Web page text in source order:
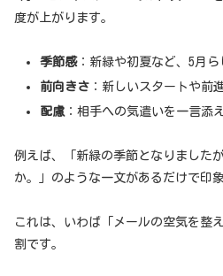
度が上がります。
季節感：新緑や初夏など、5月ら
前向きさ：新しいスタートや前
配慮：相手への気遣いを一言添
例えば、「新緑の季節となりました
か。」のような一文があるだけで印
これは、いわば「メールの空気を整
割です。